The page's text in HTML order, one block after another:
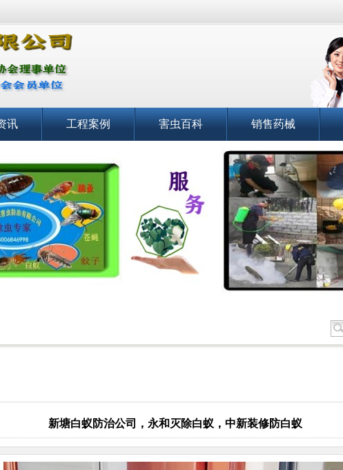
讯 工程案例 害虫百科 销售药械
新塘白蚁防治公司，永和灭除白蚁，中新装修防白蚁